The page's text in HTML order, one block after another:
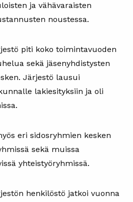
ja vähävaraisten
noustessa.
piti koko toimintavuoden
sekä jäsenyhdistysten
Järjestö lausui
lakiesityksiin ja oli
eri sidosryhmien kesken
sekä muissa
yhteistyöryhmissä.
henkilöstö jatkoi vuonna